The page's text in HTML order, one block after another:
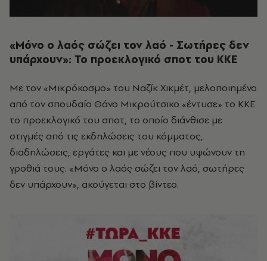
«Μόνο ο λαός σώζει τον λαό - Σωτήρες δεν
υπάρχουν»: Το προεκλογικό σποτ του ΚΚΕ
Με τον «Μικρόκοσμο» του Ναζίκ Χικμέτ, μελοποιημένο
από τον σπουδαίο Θάνο Μικρούτσικο «έντυσε» το ΚΚΕ
το προεκλογικό του σποτ, το οποίο διάνθισε με
στιγμές από τις εκδηλώσεις του κόμματος,
διαδηλώσεις, εργάτες και με νέους που υψώνουν τη
γροθιά τους. «Μόνο ο λαός σώζει τον λαό, σωτήρες
δεν υπάρχουν», ακούγεται στο βίντεο.